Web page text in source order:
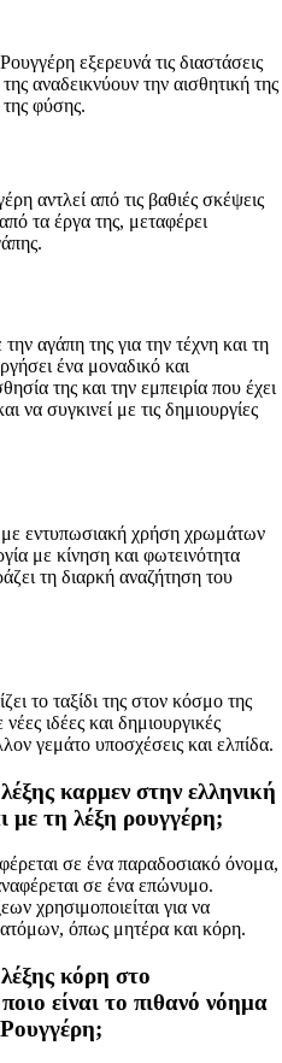
εξερευνά τις διαστάσεις
αναδεικνύουν την αισθητική της
της φύσης.
αντλεί από τις βαθιές σκέψεις
τα έργα της, μεταφέρει
αγάπη της για την τέχνη και τη
ένα μοναδικό και
της και την εμπειρία που έχει
να συγκινεί με τις δημιουργίες
εντυπωσιακή χρήση χρωμάτων
με κίνηση και φωτεινότητα
τη διαρκή αναζήτηση του
το ταξίδι της στον κόσμο της
ιδέες και δημιουργικές
γεμάτο υποσχέσεις και ελπίδα.
καρμεν στην ελληνική
με τη λέξη ρουγγέρη;
σε ένα παραδοσιακό όνομα,
σε ένα επώνυμο.
χρησιμοποιείται για να
όπως μητέρα και κόρη.
κόρη στο
είναι το πιθανό νόημα